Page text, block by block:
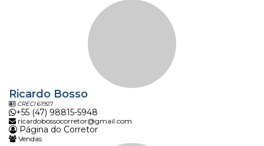
Ricardo Bosso
CRECI61927
+55 (47) 98815-5948
ricardobossocorretor@gmail.com
Página do Corretor
Vendas